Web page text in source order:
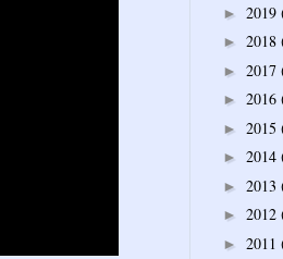
► 2019
► 2018
► 2017
► 2016
► 2015
► 2014
► 2013
► 2012
► 2011